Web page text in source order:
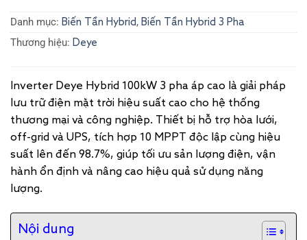
Danh mục: Biến Tần Hybrid , Biến Tần Hybrid 3 Pha
Thương hiệu: Deye
Inverter Deye Hybrid 100kW 3 pha áp cao là giải pháp
lưu trữ điện mặt trời hiệu suất cao cho hệ thống
thương mại và công nghiệp. Thiết bị hỗ trợ hòa lưới,
off-grid và UPS, tích hợp 10 MPPT độc lập cùng hiệu
suất lên đến 98.7%, giúp tối ưu sản lượng điện, vận
hành ổn định và nâng cao hiệu quả sử dụng năng
lượng.
Nội dung